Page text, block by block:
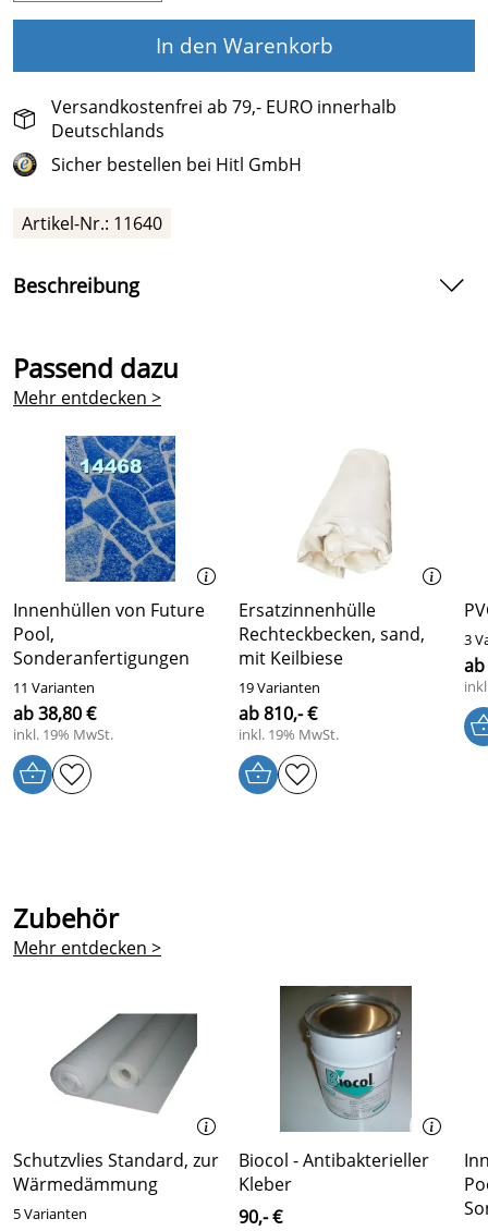
In den Warenkorb
Versandkostenfrei ab 79,- EURO innerhalb
Deutschlands
Sicher bestellen bei Hitl GmbH
Artikel-Nr.: 11640
Beschreibung
Die Spezial Spreizniete aus Aluminium mit
abgerundetem Kopf. Diese Spreizniete kann auch mit
438 x 3,5 mm
Passend dazu
Mehr entdecken >
Innenhüllen von Future
Pool,
Sonderanfertigungen
11 Varianten
ab 38,80 €
inkl. 19% MwSt.
Ersatzinnenhülle
Rechteckbecken, sand,
mit Keilbiese
19 Varianten
ab 810,- €
inkl. 19% MwSt.
3
ab
Zubehör
Mehr entdecken >
Schutzvlies Standard, zur
Wärmedämmung
5 Varianten
Biocol - Antibakterieller
Kleber
90,- €